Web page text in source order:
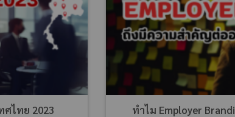
ไทย 2023 ทำไม Employer